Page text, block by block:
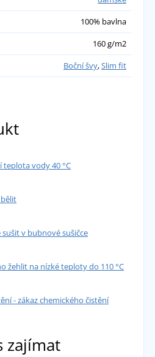
100% bavlna
160 g/m2
Boční švy,Slim fit
teplota vody 40 °C
bělit
sušit v bubnové sušičce
žehlit na nízké teploty do 110 °C
- zákaz chemického čistění
zajímat